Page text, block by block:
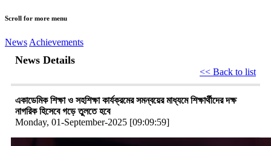
Scroll for more menu
News Achievements
News Details
<< Back to list
একাডেমিক শিক্ষা ও সহশিক্ষা কার্যক্রমের সমন্বয়ের মাধ্যমে শিক্ষার্থীদের দক্ষ
নাগরিক হিসেবে গড়ে তুলতে হবে
Monday, 01-September-2025 [09:09:59]